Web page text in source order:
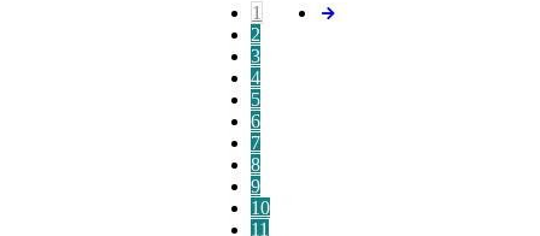
1
2
3
4
5
6
7
8
9
10
11